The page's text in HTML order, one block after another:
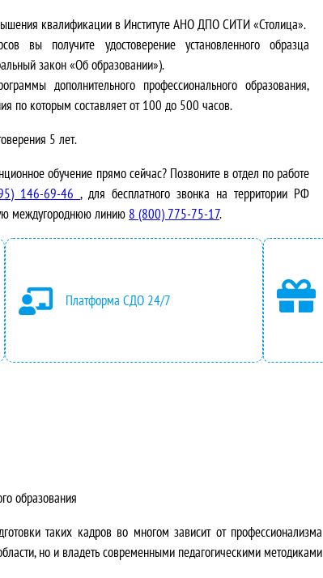
квалификации в Институте АНО ДПО СИТИ «Столица».
вы получите удостоверение установленного образца
закон «Об образовании»).
дополнительного профессионального образования,
по которым составляет от 100 до 500 часов.
5 лет.
обучение прямо сейчас? Позвоните в отдел по работе
146-69-46, для бесплатного звонка на территории РФ
междугороднюю линию 8 (800) 775-75-17.
Платформа СДО 24/7
образования
таких кадров во многом зависит от профессионализма
но и владеть современными педагогическими методиками